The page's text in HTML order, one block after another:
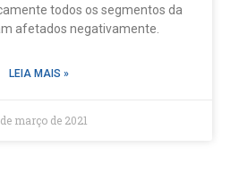
todos os segmentos da
afetados negativamente.
LEIA MAIS »
março de 2021